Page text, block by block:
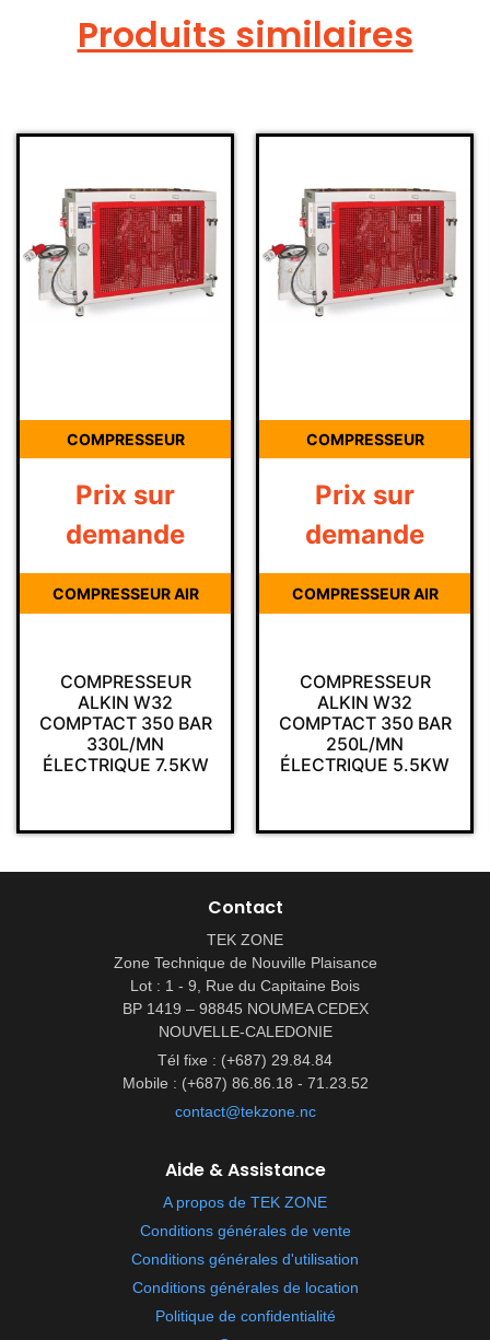
Produits similaires
COMPRESSEUR
COMPRESSEUR
ALKIN W32
COMPTACT 350 BAR
330L/MN
ÉLECTRIQUE 7.5KW
Prix sur
demande
COMPRESSEUR AIR
COMPRESSEUR
COMPRESSEUR
ALKIN W32
COMPTACT 350 BAR
250L/MN
ÉLECTRIQUE 5.5KW
Prix sur
demande
COMPRESSEUR AIR
Contact
TEK ZONE
Zone Technique de Nouville Plaisance
Lot : 1 - 9, Rue du Capitaine Bois
BP 1419 – 98845 NOUMEA CEDEX
NOUVELLE-CALEDONIE
Tél fixe : (+687) 29.84.84
Mobile : (+687) 86.86.18 - 71.23.52
contact@tekzone.nc
Aide & Assistance
A propos de TEK ZONE
Conditions générales de vente
Conditions générales d'utilisation
Conditions générales de location
Politique de confidentialité